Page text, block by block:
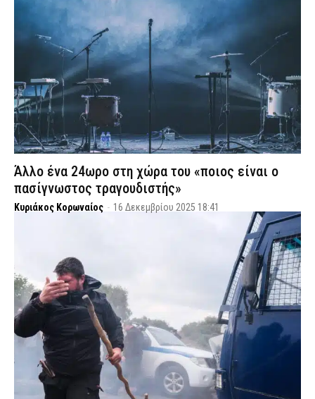
Άλλο ένα 24ωρο στη χώρα του «ποιος είναι ο
πασίγνωστος τραγουδιστής»
Κυριάκος Κορωναίος - 16 Δεκεμβρίου 2025 18:41